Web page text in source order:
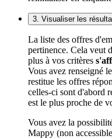
3. Visualiser les
La liste des offres
pertinence. Cela veut
plus à vos critères
Vous avez renseigné
restitue les offres
celles-ci sont d'abord
est le plus proche de
Vous avez la
Mappy (non